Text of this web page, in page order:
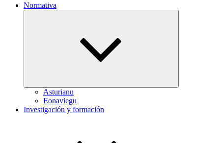
Normativa
Asturianu
Eonaviegu
Investigación y formación